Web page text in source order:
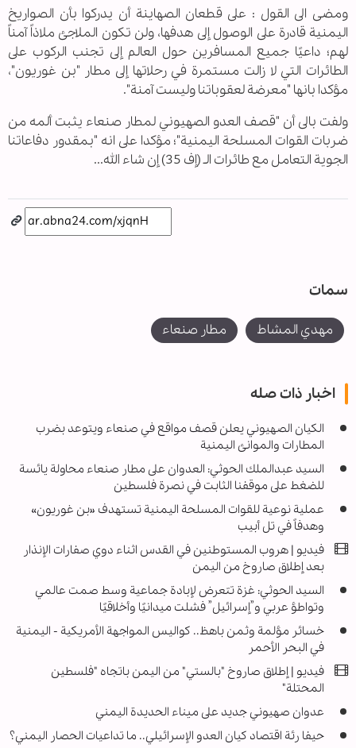
ومضى الى القول : على قطعان الصهاينة أن يدركوا بأن الصواريخ
اليمنية قادرة على الوصول إلى هدفها، ولن تكون الملاجئ ملاذاً آمناً
لهم؛ داعيًا جميع المسافرين حول العالم إلى تجنب الركوب على
الطائرات التي لا زالت مستمرة في رحلاتها إلى مطار "بن غوريون"،
مؤكدا بانها "معرضة لعقوباتنا وليست آمنة".
ولفت بالى أن "قصف العدو الصهيوني لمطار صنعاء يثبت ألمه من
ضربات القوات المسلحة اليمنية"؛ مؤكدا على انه "بمقدور دفاعاتنا
الجوية التعامل مع طائرات الـ (إف 35) إن شاء الله...
سمات
مهدي المشاط مطار صنعاء
اخبار ذات صله
الكيان الصهيوني يعلن قصف مواقع في صنعاء ويتوعد بضرب
المطارات والموانئ اليمنية
السيد عبدالملك الحوثي: العدوان على مطار صنعاء محاولة يائسة
للضغط على موقفنا الثابت في نصرة فلسطين
عملية نوعية للقوات المسلحة اليمنية تستهدف «بن غوريون»
وهدفاً في تل أبيب
فیديو | هروب المستوطنين في القدس اثناء دوي صفارات الإنذار
بعد إطلاق صاروخ من اليمن
السيد الحوثي: غزة تتعرض لإبادة جماعية وسط صمت عالمي
وتواطؤ عربي و”إسرائيل” فشلت ميدانيًا وأخلاقيًا
خسائر مؤلمة وثمن باهظ.. كواليس المواجهة الأمريكية - اليمنية
في البحر الأحمر
فيديو | إطلاق صاروخ "بالستي" من ‎اليمن باتجاه "فلسطين
المحتلة"
عدوان صهيوني جديد على میناء الحديدة اليمني
حيفا رئة اقتصاد كيان العدو الإسرائيلي.. ما تداعيات الحصار اليمني؟